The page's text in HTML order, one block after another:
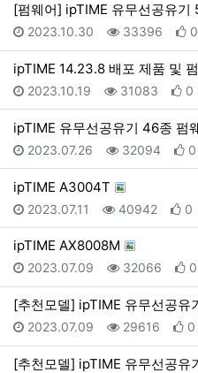
[펌웨어] ipTIME 유무선공유기
등록일
2023.10.30 조회
33396 0
ipTIME 14.23.8 배포 제품 및
등록일
2023.10.19 조회
31083 추
0
ipTIME 유무선공유기 46종 펌
등록일
2023.07.26 조회
32094 0
ipTIME A3004T
등록일
2023.07.11 조회
40942 추
0
ipTIME AX8008M
등록일
2023.07.09 조회
32066 0
[추천모델] ipTIME 유무선공
등록일
2023.07.09 조회
29616 0
[추천모델] ipTIME 유무선공유